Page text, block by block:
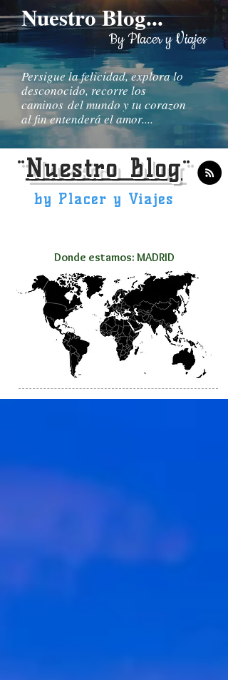
Nuestro Blog...
By Placer y Viajes
Persigue la felicidad, explora lo
desconocido, recorre los
caminos del mundo y tu corazon
al fin entenderá el amor....
¨Nuestro Blog¨
by Placer y Viajes
Donde estamos: MADRID